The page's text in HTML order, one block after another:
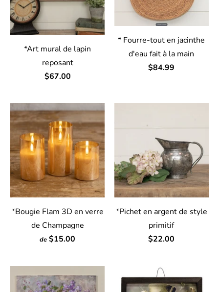
*Art mural de lapin
reposant
$67.00
* Fourre-tout en jacinthe
d'eau fait à la main
$84.99
*Bougie Flam 3D en verre
de Champagne
de $15.00
*Pichet en argent de style
primitif
$22.00